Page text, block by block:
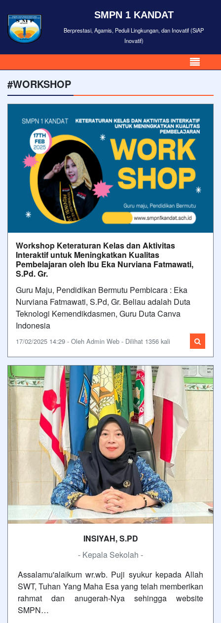
SMPN 1 KANDAT
Berprestasi, Agamis, Peduli Lingkungan, dan Inovatif (SiAP
Inovatif)
#WORKSHOP
Workshop Keteraturan Kelas dan Aktivitas
Interaktif untuk Meningkatkan Kualitas
Pembelajaran oleh Ibu Eka Nurviana Fatmawati,
S.Pd. Gr.
Guru Maju, Pendidikan Bermutu Pembicara : Eka
Nurviana Fatmawati, S.Pd, Gr. Beliau adalah Duta
Teknologi Kemendikdasmen, Guru Duta Canva
Indonesia
17/02/2025 14:29 - Oleh Admin Web - Dilihat 1356 kali
INSIYAH, S.PD
- Kepala Sekolah -
Assalamu'alaikum wr.wb. Puji syukur kepada Allah
SWT, Tuhan Yang Maha Esa yang telah memberikan
rahmat dan anugerah-Nya sehingga website
SMPN…